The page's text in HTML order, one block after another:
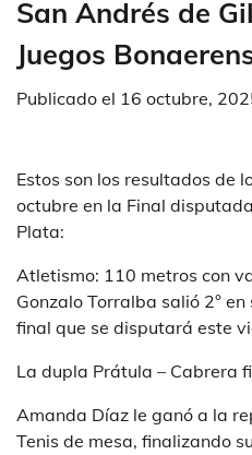
San Andrés de
Juegos
Publicado el 16 octubre,
Estos son los resultados de
octubre en la Final
Plata:
Atletismo: 110 metros con
Gonzalo Torralba salió 2°
final que se disputará este
La dupla Prátula – Cabrera
Amanda Díaz le ganó a la
Tenis de mesa, finalizando